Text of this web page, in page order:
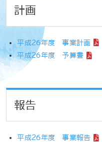
計画
平成26年度 事業計画
平成26年度 予算書
報告
平成26年度 事業報告